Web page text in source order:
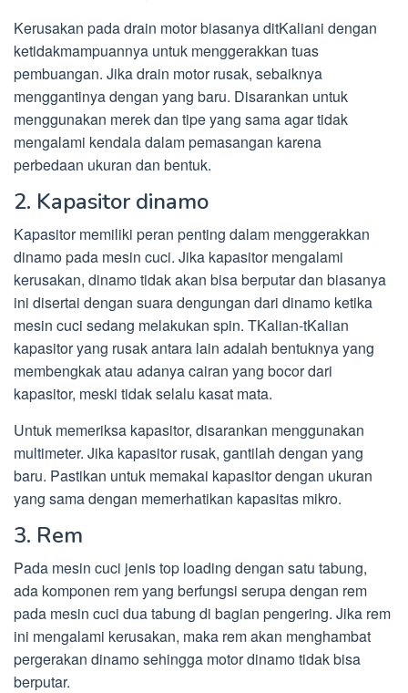
Kerusakan pada drain motor biasanya ditKaliani dengan
ketidakmampuannya untuk menggerakkan tuas
pembuangan. Jika drain motor rusak, sebaiknya
menggantinya dengan yang baru. Disarankan untuk
menggunakan merek dan tipe yang sama agar tidak
mengalami kendala dalam pemasangan karena
perbedaan ukuran dan bentuk.
2. Kapasitor dinamo
Kapasitor memiliki peran penting dalam menggerakkan
dinamo pada mesin cuci. Jika kapasitor mengalami
kerusakan, dinamo tidak akan bisa berputar dan biasanya
ini disertai dengan suara dengungan dari dinamo ketika
mesin cuci sedang melakukan spin. TKalian-tKalian
kapasitor yang rusak antara lain adalah bentuknya yang
membengkak atau adanya cairan yang bocor dari
kapasitor, meski tidak selalu kasat mata.
Untuk memeriksa kapasitor, disarankan menggunakan
multimeter. Jika kapasitor rusak, gantilah dengan yang
baru. Pastikan untuk memakai kapasitor dengan ukuran
yang sama dengan memerhatikan kapasitas mikro.
3. Rem
Pada mesin cuci jenis top loading dengan satu tabung,
ada komponen rem yang berfungsi serupa dengan rem
pada mesin cuci dua tabung di bagian pengering. Jika rem
ini mengalami kerusakan, maka rem akan menghambat
pergerakan dinamo sehingga motor dinamo tidak bisa
berputar.